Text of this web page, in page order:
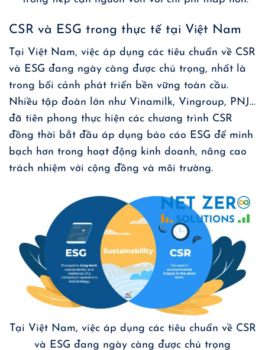
CSR và ESG trong thực tế tại Việt Nam
Tại Việt Nam, việc áp dụng các tiêu chuẩn về CSR
và ESG đang ngày càng được chú trọng, nhất là
trong bối cảnh phát triển bền vững toàn cầu.
Nhiều tập đoàn lớn như Vinamilk, Vingroup, PNJ…
đã tiên phong thực hiện các chương trình CSR
đồng thời bắt đầu áp dụng báo cáo ESG để minh
bạch hơn trong hoạt động kinh doanh, nâng cao
trách nhiệm với cộng đồng và môi trường.
Tại Việt Nam, việc áp dụng các tiêu chuẩn về CSR
và ESG đang ngày càng được chú trọng